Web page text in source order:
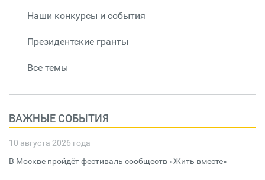
Наши конкурсы и события
Президентские гранты
Все темы
ВАЖНЫЕ СОБЫТИЯ
10 августа 2026 года
В Москве пройдёт фестиваль сообществ «Жить вместе»